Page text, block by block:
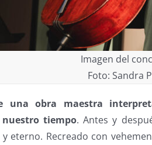
Imagen del
Foto: Sandra
una obra maestra
tiempo. Antes y
eterno. Recreado con